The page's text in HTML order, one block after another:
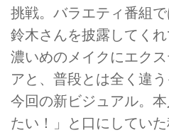
挑戦。バラエティ番組
鈴木さんを披露してくれ
濃いめのメイクにエク
アと、普段とは全く違
今回の新ビジュアル。
たい！」と口にしてい